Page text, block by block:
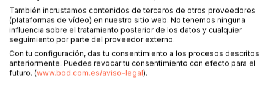
DESCRIPCIÓN
Rimas y Más es la recopilación de esa poesía inédita y
muda que inspiró a una novelista para adentrarse en
También incrustamos contenidos de terceros de otros proveedores
(plataformas de vídeo) en nuestro sitio web. No tenemos ninguna
influencia sobre el tratamiento posterior de los datos y cualquier
seguimiento por parte del proveedor externo.
Con tu configuración, das tu consentimiento a los procesos descritos
anteriormente. Puedes revocar tu consentimiento con efecto para el
futuro. (www.bod.com.es/aviso-legal).